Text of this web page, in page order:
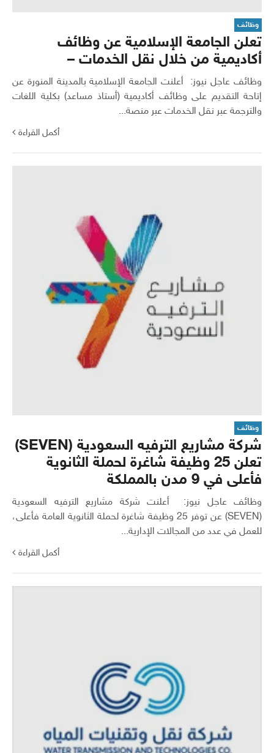
وظائف
تعلن الجامعة الإسلامية عن وظائف
أكاديمية من خلال نقل الخدمات –
وظائف عاجل نيوز: أعلنت الجامعة الإسلامية بالمدينة المنورة عن
إتاحة التقديم على وظائف أكاديمية (أستاذ مساعد) بكلية اللغات
والترجمة عبر نقل الخدمات عبر منصة...
أكمل القراءة
وظائف
شركة مشاريع الترفيه السعودية (SEVEN)
تعلن 25 وظيفة شاغرة لحملة الثانوية
فأعلى في 9 مدن بالمملكة
وظائف عاجل نيوز: أعلنت شركة مشاريع الترفيه السعودية
(SEVEN) عن توفر 25 وظيفة شاغرة لحملة الثانوية العامة فأعلى،
للعمل في عدد من المجالات الإدارية...
أكمل القراءة